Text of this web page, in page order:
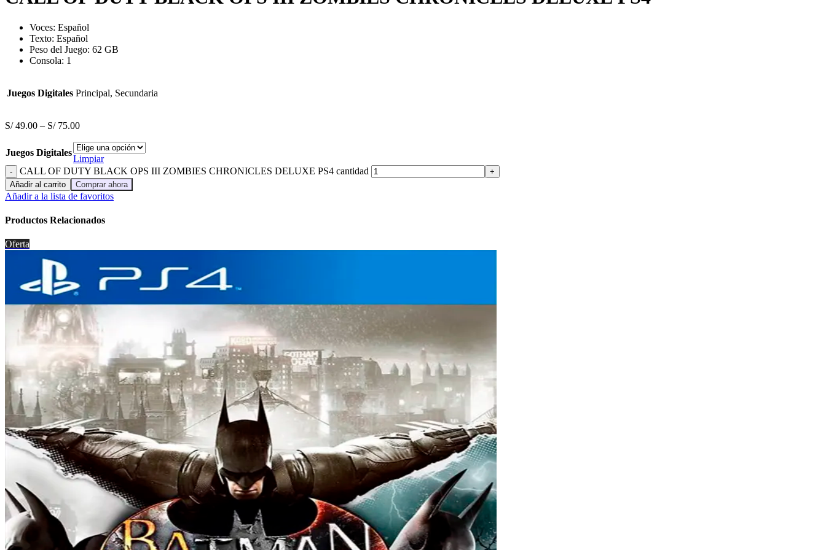
Voces: Español
Texto: Español
Peso del Juego: 62 GB
Consola: 1
Juegos Digitales Principal, Secundaria
S/49.00 – S/75.00
Juegos Digitales
Limpiar
CALL OF DUTY BLACK OPS III ZOMBIES CHRONICLES DELUXE PS4 cantidad
Añadir al carrito Comprar ahora
Añadir a la lista de favoritos
Productos Relacionados
Oferta